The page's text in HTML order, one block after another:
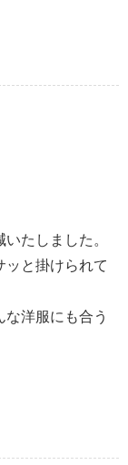
たしました。
ッと掛けられて
洋服にも合う